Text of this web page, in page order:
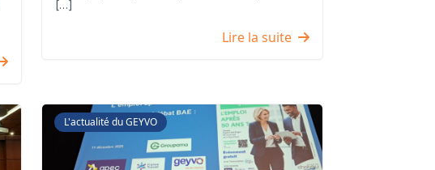
[…]
Lire la suite
L'actualité du GEYVO